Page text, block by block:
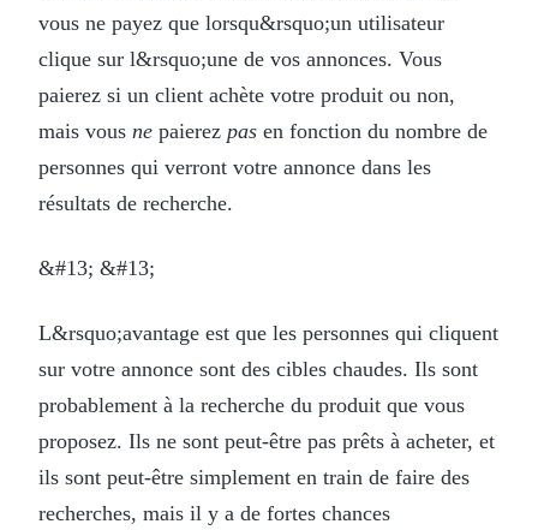
vous ne payez que lorsqu&rsquo;un utilisateur
clique sur l&rsquo;une de vos annonces. Vous
paierez si un client achète votre produit ou non,
mais vous ne paierez pas en fonction du nombre de
personnes qui verront votre annonce dans les
résultats de recherche.
&#13; &#13;
L&rsquo;avantage est que les personnes qui cliquent
sur votre annonce sont des cibles chaudes. Ils sont
probablement à la recherche du produit que vous
proposez. Ils ne sont peut-être pas prêts à acheter, et
ils sont peut-être simplement en train de faire des
recherches, mais il y a de fortes chances